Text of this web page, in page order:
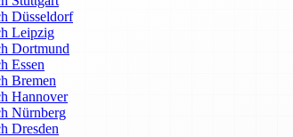
Düsseldorf
Leipzig
Dortmund
Essen
Bremen
Hannover
Nürnberg
Dresden